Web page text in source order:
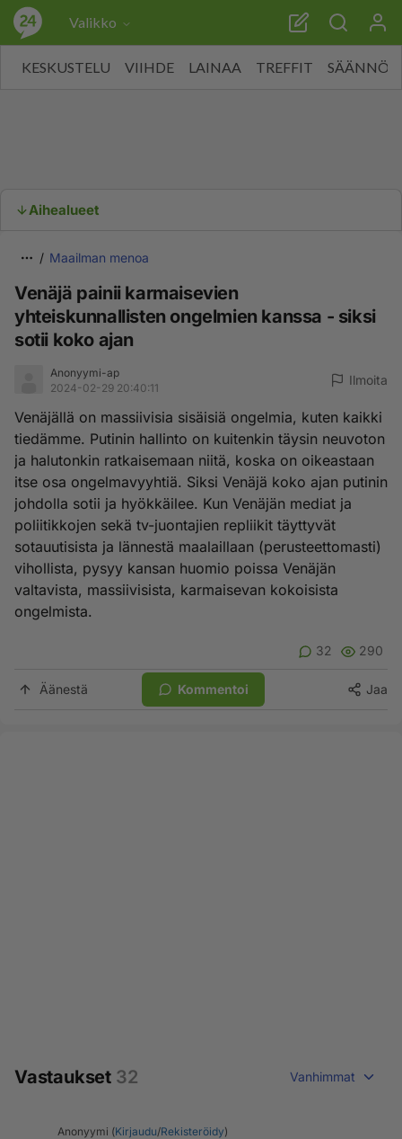
Valikko
KESKUSTELU VIIHDE LAINAA TREFFIT SÄÄNNÖT
Aihealueet
Maailman menoa
Venäjä painii karmaisevien
yhteiskunnallisten ongelmien kanssa - siksi
sotii koko ajan
Anonyymi-ap
2024-02-29 20:40:11
Ilmoita
Venäjällä on massiivisia sisäisiä ongelmia, kuten kaikki
tiedämme. Putinin hallinto on kuitenkin täysin neuvoton
ja halutonkin ratkaisemaan niitä, koska on oikeastaan
itse osa ongelmavyyhtiä. Siksi Venäjä koko ajan putinin
johdolla sotii ja hyökkäilee. Kun Venäjän mediat ja
poliitikkojen sekä tv-juontajien repliikit täyttyvät
sotauutisista ja lännestä maalaillaan (perusteettomasti)
vihollista, pysyy kansan huomio poissa Venäjän
valtavista, massiivisista, karmaisevan kokoisista
ongelmista.
32 290
Äänestä Kommentoi Jaa
Vastaukset 32 Vanhimmat
Anonyymi (Kirjaudu/Rekisteröidy)